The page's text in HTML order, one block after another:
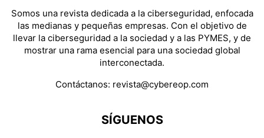
Somos una revista dedicada a la ciberseguridad, enfocada
las medianas y pequeñas empresas. Con el objetivo de
llevar la ciberseguridad a la sociedad y a las PYMES, y de
mostrar una rama esencial para una sociedad global
interconectada.
Contáctanos: revista@cybereop.com
SÍGUENOS